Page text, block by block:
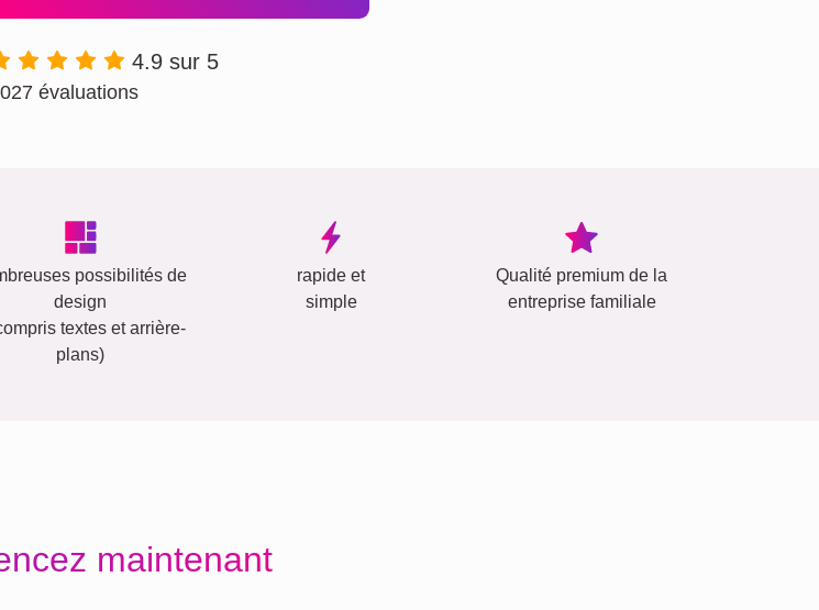
4.9 sur 5
évaluations
possibilités de
design
textes et arrière-
plans)
rapide et
simple
Qualité premium de la
entreprise familiale
maintenant